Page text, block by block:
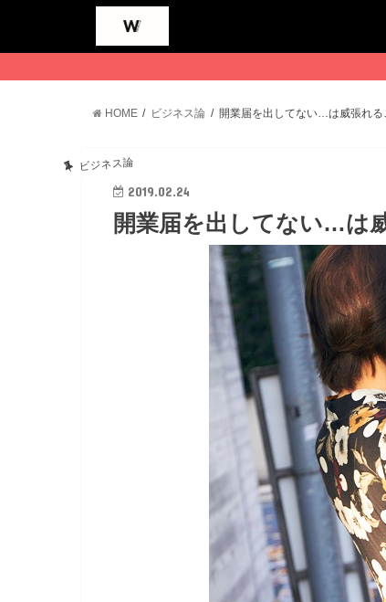
HOME ビジネス論 開業届を出してない…は威張れる
ビジネス論
2019.02.24
開業届を出してない…は